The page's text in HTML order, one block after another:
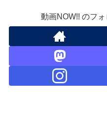
動画NOW!! のフ